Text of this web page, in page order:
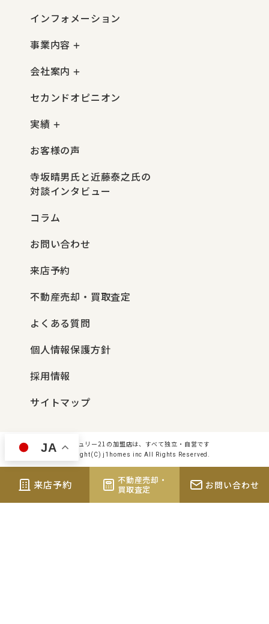
インフォメーション
事業内容
会社案内
セカンドオピニオン
実績
お客様の声
寺坂晴男氏と近藤泰之氏の
対談インタビュー
コラム
お問い合わせ
来店予約
不動産売却・買取査定
よくある質問
個人情報保護方針
採用情報
サイトマップ
センチュリー21の加盟店は、すべて独立・自営です
Copyright(C) j1homes inc All Rights Reserved.
来店予約
不動産売却・
買取査定
お問い合わせ
JA